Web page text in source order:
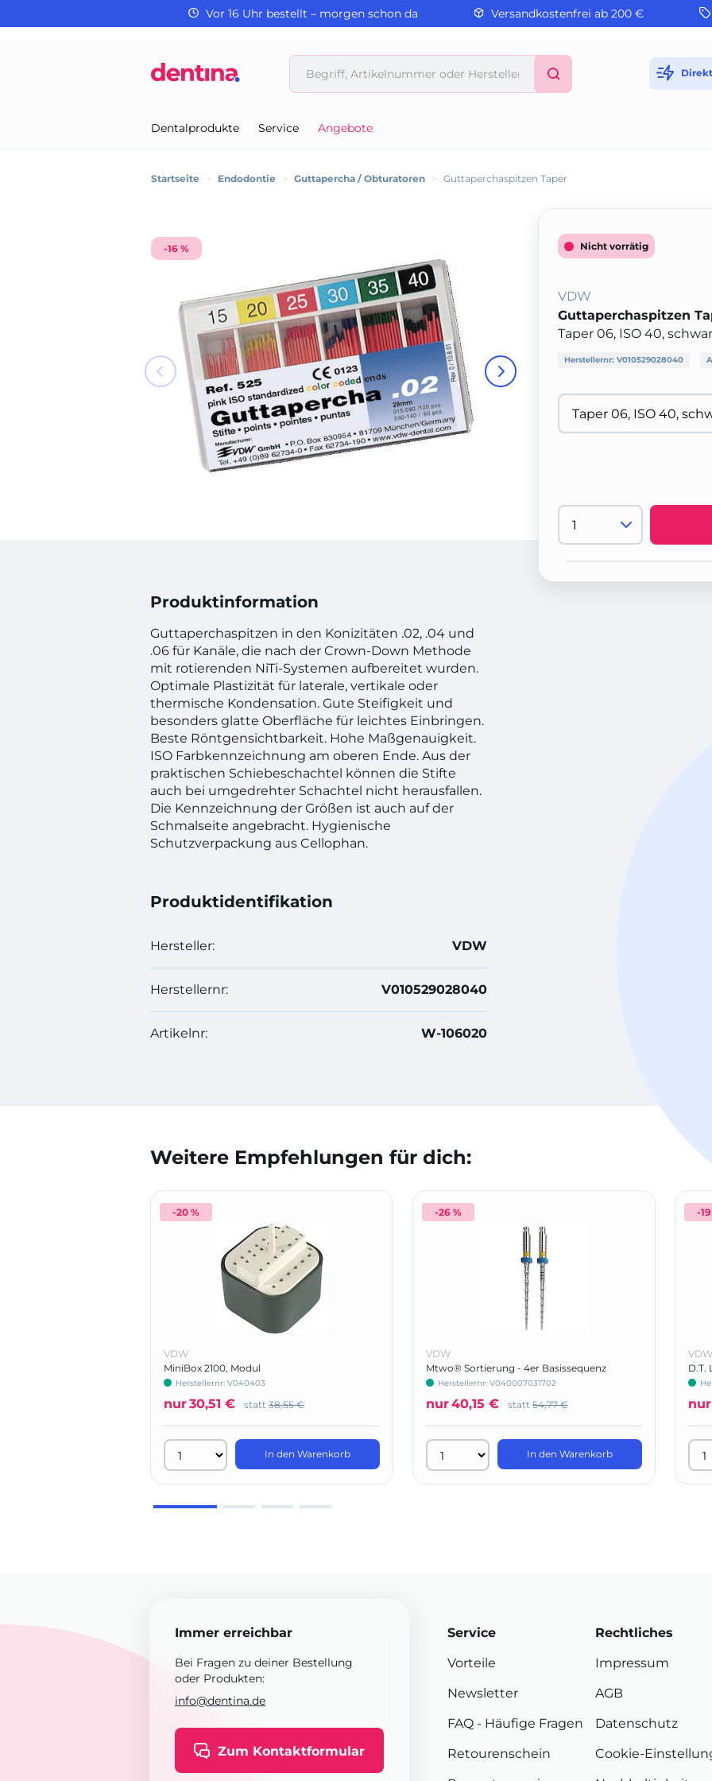
Vor 16 Uhr bestellt – morgen schon da Versandkostenfrei ab 200 €
Dentalprodukte Service Angebote
Startseite > Endodontie > Guttapercha / Obturatoren > Guttaperchaspitzen Taper
-16 %
Produktinformation
Guttaperchaspitzen in den Konizitäten .02, .04 und
.06 für Kanäle, die nach der Crown-Down Methode
mit rotierenden NiTi-Systemen aufbereitet wurden.
Optimale Plastizität für laterale, vertikale oder
thermische Kondensation. Gute Steifigkeit und
besonders glatte Oberfläche für leichtes Einbringen.
Beste Röntgensichtbarkeit. Hohe Maßgenauigkeit.
ISO Farbkennzeichnung am oberen Ende. Aus der
praktischen Schiebeschachtel können die Stifte
auch bei umgedrehter Schachtel nicht herausfallen.
Die Kennzeichnung der Größen ist auch auf der
Schmalseite angebracht. Hygienische
Schutzverpackung aus Cellophan.
Produktidentifikation
Hersteller: VDW
Herstellernr: V010529028040
Artikelnr: W-106020
Nicht vorrätig
VDW
Guttaperchaspitzen
Taper 06, ISO 40,
Herstellernr: V010529028040
Weitere Empfehlungen für dich:
-20 %
VDW
MiniBox 2100, Modul
Herstellernr: V040403
nur30,51 € statt 38,55 €
In den Warenkorb
-26 %
VDW
Mtwo® Sortierung - 4er Basissequenz
Herstellernr: V040007031702
nur40,15 € statt 54,77 €
In den Warenkorb
-
VDW
D.T.
nur
Immer erreichbar
Bei Fragen zu deiner Bestellung
oder Produkten:
info@dentina.de
Zum Kontaktformular
Service
Vorteile
Newsletter
FAQ - Häufige Fragen
Retourenschein
Rechtliches
Impressum
AGB
Datenschutz
Cookie-